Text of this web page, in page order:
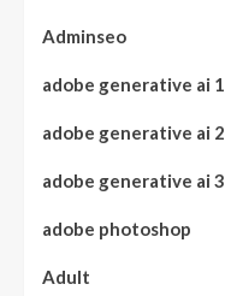
Adminseo
adobe generative ai 1
adobe generative ai 2
adobe generative ai 3
adobe photoshop
Adult